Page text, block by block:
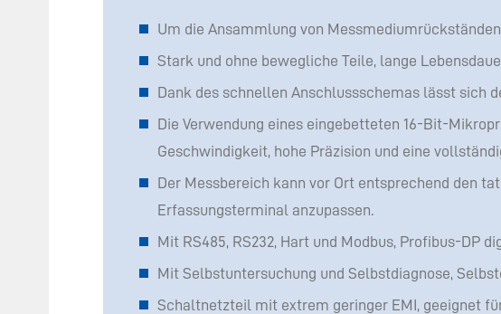
Um die Ansammlung von
Stark und ohne bewegliche Teile, lange
Dank des schnellen Anschlussschemas lässt sich
Die Verwendung eines eingebetteten 16-Bit-
Geschwindigkeit, hohe Präzision und eine
Der Messbereich kann vor Ort entsprechend den
Erfassungsterminal anzupassen.
Mit RS485, RS232, Hart und Modbus, Profibus-DP
Mit Selbstuntersuchung und Selbstdiagnose,
Schaltnetzteil mit extrem geringer EMI, geeignet